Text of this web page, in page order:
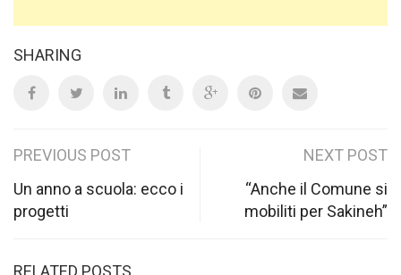
SHARING
Post
navigation
PREVIOUS POST
Un anno a scuola: ecco i
progetti
NEXT POST
“Anche il Comune si
mobiliti per Sakineh”
RELATED POSTS